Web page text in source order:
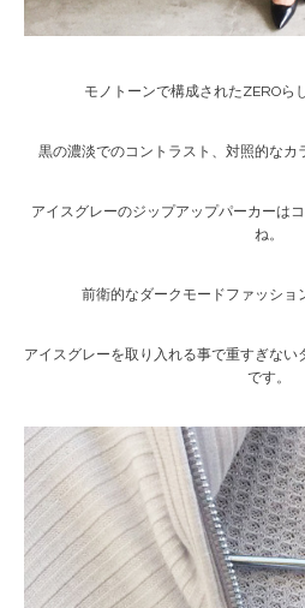
モノトーンで構成されたZEROら
黒の濃淡でのコントラスト、対照的なカ
アイスグレーのジップアップパーカーは
ね。
前衛的なダークモードファッショ
アイスグレーを取り入れる事で重すぎない
です。